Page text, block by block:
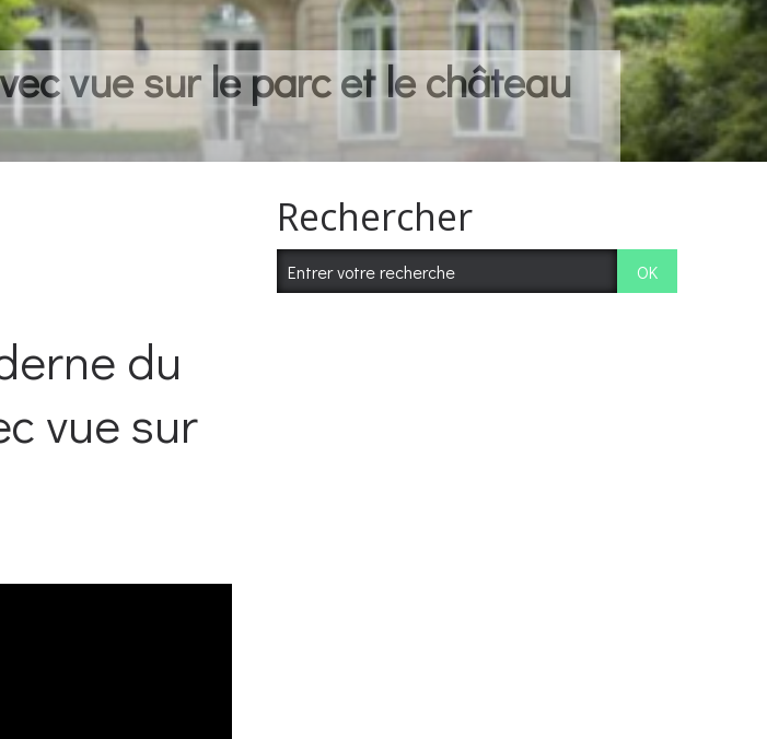
vue sur le parc et le château
du
vue sur
Rechercher